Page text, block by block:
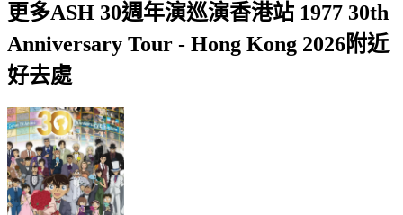
更多ASH 30週年演巡演香港站 1977 30th
Anniversary Tour - Hong Kong 2026附近
好去處